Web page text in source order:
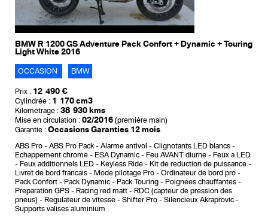
BMW R 1200 GS Adventure Pack Confort + Dynamic + Touring
Light White 2016
OCCASION BMW
Prix : 12 490 €
Cylindrée : 1 170 cm3
Kilométrage : 38 930 kms
Mise en circulation : 02/2016 (première main)
Garantie : Occasions Garanties 12 mois
ABS Pro ABS Pro Pack Alarme antivol
Clignotants LED blancs
Echappement chrome
ESA Dynamic Feu AVANT diurne
Feux a LED
Feux additionnels LED
Keyless Ride
Kit de reduction de puissance
Livret de bord francais
Mode pilotage Pro
Ordinateur de bord pro
Pack Confort
Pack Dynamic Pack Touring
Poignees chauffantes
Preparation GPS
Racing red matt
RDC (capteur de pression des
pneus)
Regulateur de vitesse Shifter Pro
Silencieux Akraprovic
Supports valises aluminium